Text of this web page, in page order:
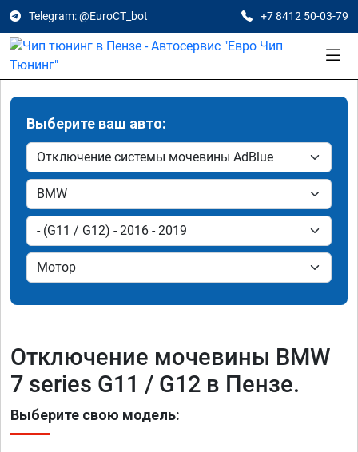
Telegram: @EuroCT_bot +7 8412 50-03-79
Выберите ваш авто:
Отключение мочевины BMW
7 series G11 / G12 в Пензе.
Выберите свою модель: